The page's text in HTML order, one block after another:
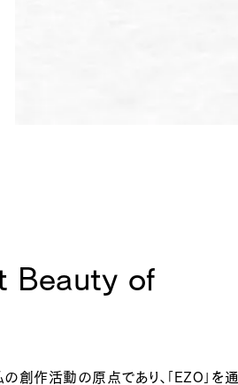
Beauty of
作活動の原点であり、「EZO」を通